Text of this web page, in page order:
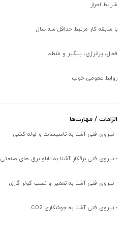
شرایط احراز
با سابقه کار مرتبط حداقل سه سال
فعال، پرانرژی، پیگیر و منظم
روابط عمومی خوب
الزامات / مهارت‌ها
- نیروی فنی آشنا به تاسیسات و لوله کشی
- نیروی فنی برقکار آشنا به تابلو برق های صنعتی
- نیروی فنی آشنا به تعمیر و نصب کولر گازی
- نیروی فنی آشنا به جوشکاری CO2